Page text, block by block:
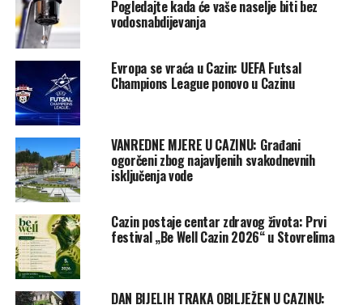
Post
Share
Tweet
Mail
POVEZANE TEME:
UP NEXT
Pogledajte kada će vaše naselje biti bez
vodosnabdijevanja
Evropa se vraća u Cazin: UEFA Futsal
Champions League ponovo u Cazinu
VANREDNE MJERE U CAZINU: Građani
ogorčeni zbog najavljenih svakodnevnih
isključenja vode
Cazin postaje centar zdravog života: Prvi
festival „Be Well Cazin 2026“ u Stovrelima
DAN BIJELIH TRAKA OBILJEŽEN U CAZINU: